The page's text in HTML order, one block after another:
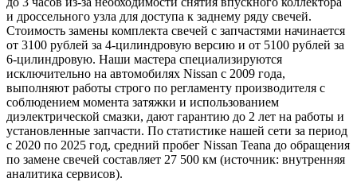
и дроссельного узла для доступа к заднему ряду свечей.
Стоимость замены комплекта свечей с запчастями начинается
от 3100 рублей за 4-цилиндровую версию и от 5100 рублей за
6-цилиндровую. Наши мастера специализируются
исключительно на автомобилях Nissan с 2009 года,
выполняют работы строго по регламенту производителя с
соблюдением момента затяжки и использованием
диэлектрической смазки, дают гарантию до 2 лет на работы и
установленные запчасти. По статистике нашей сети за период
с 2020 по 2025 год, средний пробег Nissan Teana до обращения
по замене свечей составляет 27 500 км (источник: внутренняя
аналитика сервисов).